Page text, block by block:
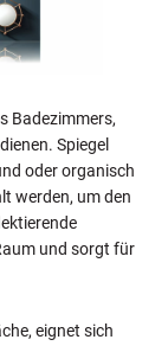
Badezimmers,
Spiegel
oder organisch
werden, um den
und sorgt für
eignet sich